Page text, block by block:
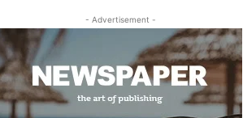
- Advertisement -